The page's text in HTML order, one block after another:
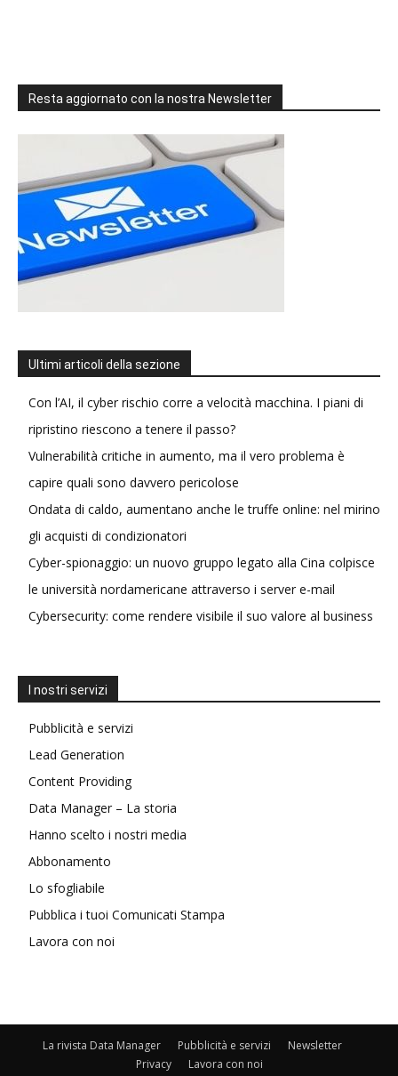
Resta aggiornato con la nostra Newsletter
Ultimi articoli della sezione
Con l’AI, il cyber rischio corre a velocità macchina. I piani di
ripristino riescono a tenere il passo?
Vulnerabilità critiche in aumento, ma il vero problema è
capire quali sono davvero pericolose
Ondata di caldo, aumentano anche le truffe online: nel mirino
gli acquisti di condizionatori
Cyber-spionaggio: un nuovo gruppo legato alla Cina colpisce
le università nordamericane attraverso i server e-mail
Cybersecurity: come rendere visibile il suo valore al business
I nostri servizi
Pubblicità e servizi
Lead Generation
Content Providing
Data Manager – La storia
Hanno scelto i nostri media
Abbonamento
Lo sfogliabile
Pubblica i tuoi Comunicati Stampa
Lavora con noi
La rivista Data Manager Pubblicità e servizi
Newsletter
Privacy
Lavora con noi